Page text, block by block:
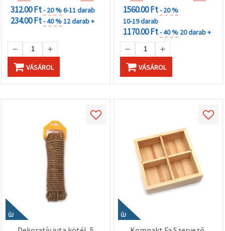
312.00 Ft- 20 %6-11 darab
234.00 Ft- 40 %12 darab +
VÁSÁROL
1560.00 Ft- 20 %
10-19 darab
1170.00 Ft- 40 % 20 darab +
VÁSÁROL
ÚJ ÚJ